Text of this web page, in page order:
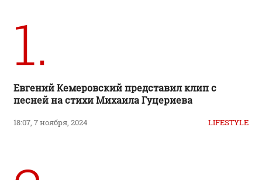
1.
Евгений Кемеровский представил клип с
песней на стихи Михаила Гуцериева
18:07, 7 ноября, 2024 LIFESTYLE